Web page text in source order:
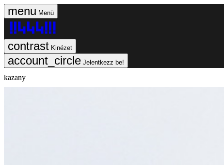
Menü
Kinézet
Jelentkezz be!
kazany